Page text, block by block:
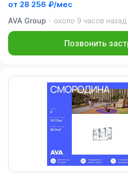
от 28 256 ₽/мес
AVA Group
около 9 часов назад
Позвонить